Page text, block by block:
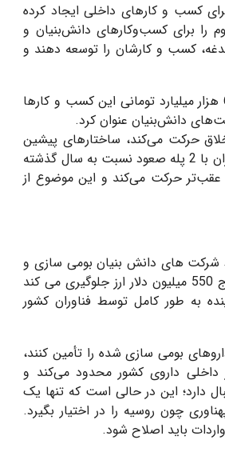
کسب و کارهای داخلی ایجاد کرده
را برای کسب‌وکارهای دانش‌بنیان و
کسب و کارشان را توسعه دهند و
ستاری، رونق بیش از 4 هزار شرکت دانش‌بنیان، ارزش ‌آفرینی هزاران استارتاپ و درآمد 60 هزار میلیارد تومانی این کسب و کارها
دانش‌بنیان عنوان کرد.
حرکت می‌کند، ساختارهای پیشین
اقتصاد را متحول ساخته و اکنون نیز اثر خود را در سپهر اقتصاد کشور نمایان کرده است؛ ایران با 2 پله صعود نسبت به سال گذشته
گام عقب‌تر حرکت می‌کند و این موضوع از
مورد نیاز کشور توسط شرکت‌ های دانش ‌بنیان بومی‌ سازی و
تولید شده است، اظهار کرد: بومی‌سازی و تولید 97 درصد از داروی مورد نیاز کشور از خروج 550 میلیون دلار ارز جلوگیری می‌ کند
میلیون دلار متعلق به 3 درصد دیگر است که تا 2 سال آینده به طور کامل توسط فناوران کشور
بومی سازی شده را تأمین کنند،
داروی داخلی را برای داشتن حدأکثر 85 درصد بازار داخلی داروی کشور محدود می‌کند و
ارز از کشور را به دنبال دارد؛ این در حالی است که تنها یک
موفق شده است 100درصد بازار کشور پهناوری چون روسیه را در اختیار بگیرد.
باید اصلاح شود.